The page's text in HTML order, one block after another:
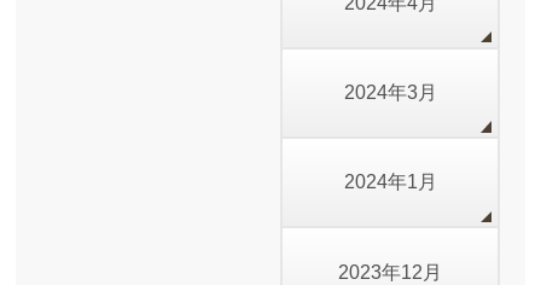
2024年3月
2024年1月
2023年12月